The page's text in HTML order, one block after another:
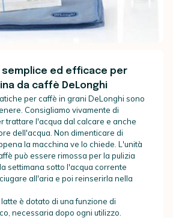
semplice ed efficace per
da caffè DeLonghi
per caffè in grani DeLonghi sono
Consigliamo vivamente di
trattare l'acqua dal calcare e anche
dell'acqua. Non dimenticare di
la macchina ve lo chiede. L'unità
può essere rimossa per la pulizia
settimana sotto l'acqua corrente
all'aria e poi reinserirla nella
è dotato di una funzione di
necessaria dopo ogni utilizzo.